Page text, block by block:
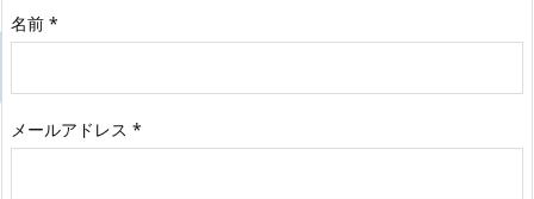
名前 *
メールアドレス *